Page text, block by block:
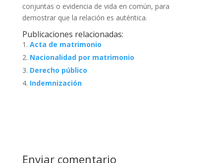
conjuntas o evidencia de vida en común, para
demostrar que la relación es auténtica.
Publicaciones relacionadas:
Acta de matrimonio
Nacionalidad por matrimonio
Derecho público
Indemnización
Enviar comentario